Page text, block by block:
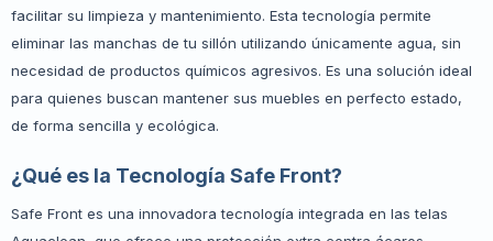
facilitar su limpieza y mantenimiento. Esta tecnología permite
eliminar las manchas de tu sillón utilizando únicamente agua, sin
necesidad de productos químicos agresivos. Es una solución ideal
para quienes buscan mantener sus muebles en perfecto estado,
de forma sencilla y ecológica.
¿Qué es la Tecnología Safe Front?
Safe Front es una innovadora tecnología integrada en las telas